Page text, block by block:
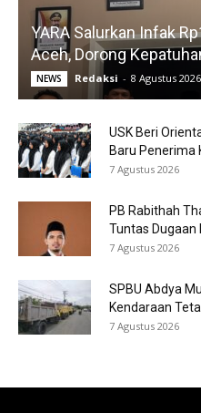
YARA Salurkan Infak
Aceh, Dorong
NEWS Redaksi - 8 Agustus 2026
USK Beri
Baru Penerima
7 Agustus 2026
PB Rabithah
Tuntas Dugaan
7 Agustus 2026
SPBU Abdya
Kendaraan
7 Agustus 2026